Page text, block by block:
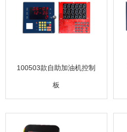
100503款自助加油机控制
板